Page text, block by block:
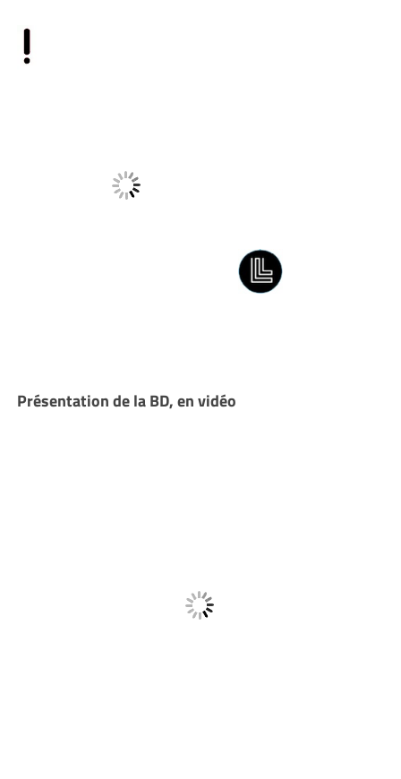
Présentation de la BD, en vidéo